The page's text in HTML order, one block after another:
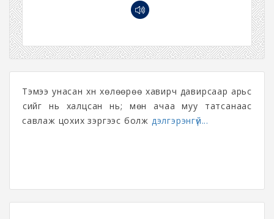
Тэмээ унасан хүн хөлөөрөө хавирч давирсаар арьс
үсийг нь халцсан нь; мөн ачаа муу татсанаас
савлаж цохих зэргээс болж дэлгэрэнгүй...